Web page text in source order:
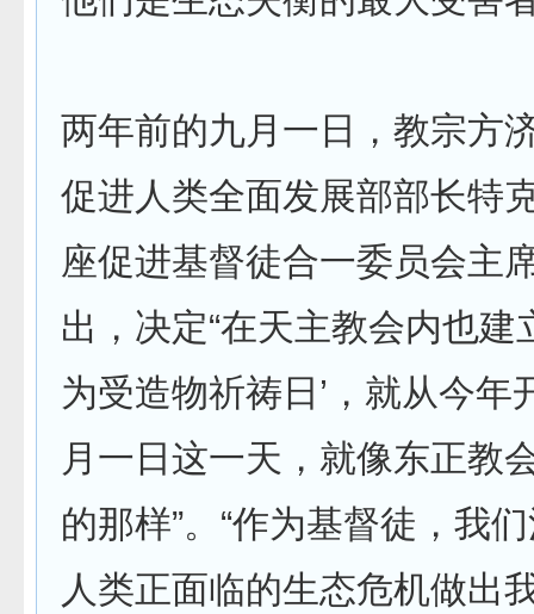
两年前的九月一日，教宗方
促进人类全面发展部部长特
座促进基督徒合一委员会主
出，决定“在天主教会内也建
为受造物祈祷日’，就从今年
月一日这一天，就像东正教
的那样”。“作为基督徒，我
人类正面临的生态危机做出